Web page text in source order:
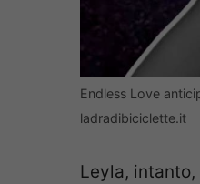
Endless Love
ladradibiciclette.it
Leyla,